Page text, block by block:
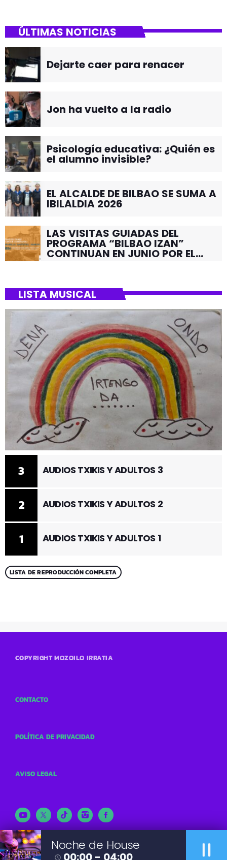
ÚLTIMAS NOTICIAS
Dejarte caer para renacer
Jon ha vuelto a la radio
Psicología educativa: ¿Quién es
el alumno invisible?
EL ALCALDE DE BILBAO SE SUMA A
IBILALDIA 2026
LAS VISITAS GUIADAS DEL
PROGRAMA “BILBAO IZAN”
CONTINUAN EN JUNIO POR EL
LISTA MUSICAL
1 AUDIOS TXIKIS Y ADULTOS 1
2 AUDIOS TXIKIS Y ADULTOS 2
3 AUDIOS TXIKIS Y ADULTOS 3
LISTA DE REPRODUCCIÓN COMPLETA
Noche de House
access_time 00:00 - 04:00 pause
COPYRIGHT MOZOILO IRRATIA
CONTACTO
POLÍTICA DE PRIVACIDAD
AVISO LEGAL